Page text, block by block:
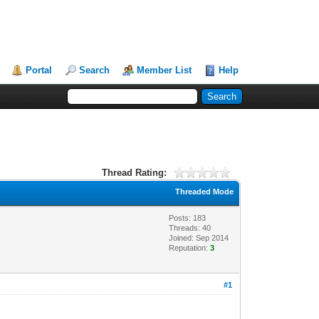
Portal Search Member List Help
Thread Rating:
Threaded Mode
Posts: 183
Threads: 40
Joined: Sep 2014
Reputation:3
#1